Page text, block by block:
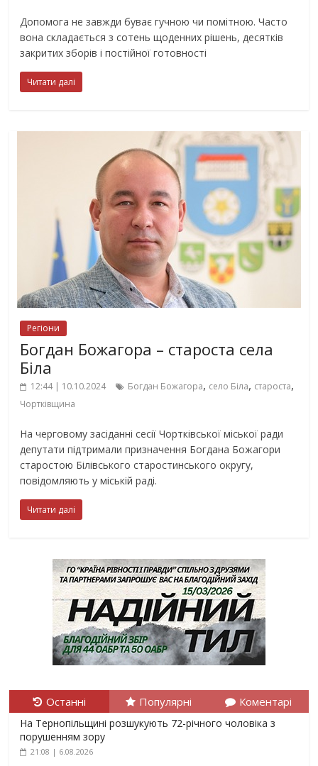
Допомога не завжди буває гучною чи помітною. Часто
вона складається з сотень щоденних рішень, десятків
закритих зборів і постійної готовності
Читати далі
Регіони
Богдан Божагора – староста села
Біла
12:44 | 10.10.2024 Богдан Божагора, село Біла, староста,
Чортківщина
На черговому засіданні сесії Чортківської міської ради
депутати підтримали призначення Богдана Божагори
старостою Білівського старостинського округу,
повідомляють у міській раді.
Читати далі
Останні Популярні Коментарі
На Тернопільщині розшукують 72-річного чоловіка з
порушенням зору
21:08 | 6.08.2026